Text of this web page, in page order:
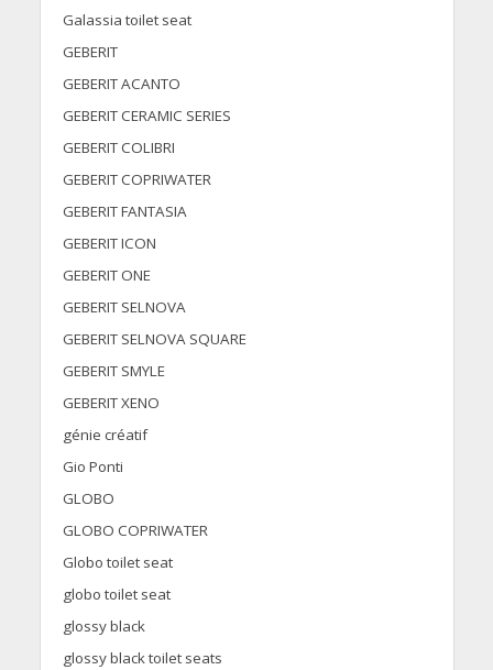
Galassia toilet seat
GEBERIT
GEBERIT ACANTO
GEBERIT CERAMIC SERIES
GEBERIT COLIBRI
GEBERIT COPRIWATER
GEBERIT FANTASIA
GEBERIT ICON
GEBERIT ONE
GEBERIT SELNOVA
GEBERIT SELNOVA SQUARE
GEBERIT SMYLE
GEBERIT XENO
génie créatif
Gio Ponti
GLOBO
GLOBO COPRIWATER
Globo toilet seat
globo toilet seat
glossy black
glossy black toilet seats